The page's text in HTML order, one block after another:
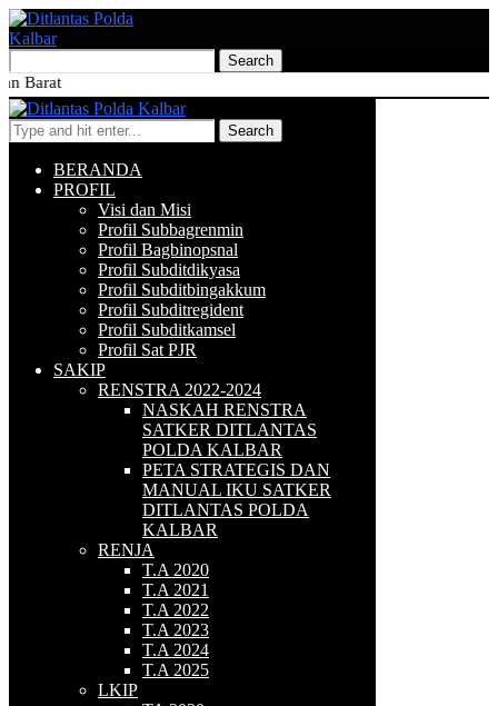
Search
BERANDA
PROFIL
Visi dan Misi
Profil Subbagrenmin
Profil Bagbinopsnal
Profil Subditdikyasa
Profil Subditbingakkum
Profil Subditregident
Profil Subditkamsel
Profil Sat PJR
SAKIP
RENSTRA 2022-2024
NASKAH RENSTRA
SATKER DITLANTAS
POLDA KALBAR
PETA STRATEGIS DAN
MANUAL IKU SATKER
DITLANTAS POLDA
KALBAR
RENJA
T.A 2020
T.A 2021
T.A 2022
T.A 2023
T.A 2024
T.A 2025
LKIP